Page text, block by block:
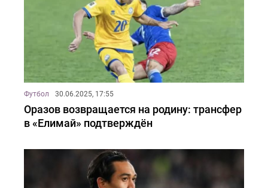
Футбол 30.06.2025, 17:55
Оразов возвращается на родину: трансфер
в «Елимай» подтверждён